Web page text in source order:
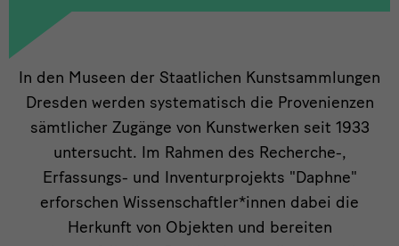
Provenienzrecherche
In den Museen der Staatlichen Kunstsammlungen
Dresden werden systematisch die Provenienzen
sämtlicher Zugänge von Kunstwerken seit 1933
untersucht. Im Rahmen des Recherche-,
Erfassungs- und Inventurprojekts "Daphne"
erforschen Wissenschaftler*innen dabei die
Herkunft von Objekten und bereiten